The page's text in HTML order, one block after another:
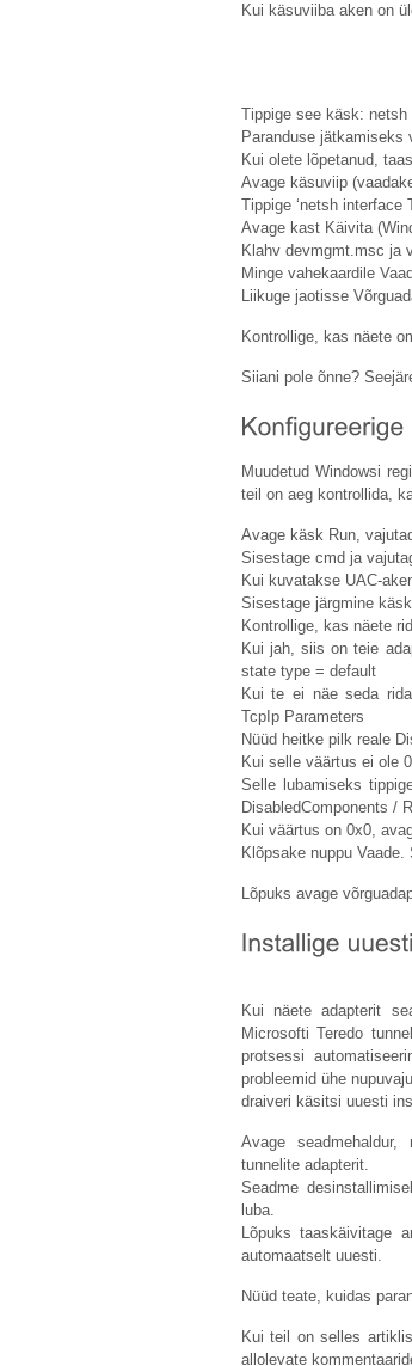
Kui käsuviiba aken on
Tippige see käsk:
Paranduse jätkamiseks
Kui olete lõpetanud,
Avage käsuviip
Tippige ‘netsh interface
Avage kast Käivita
Klahv devmgmt.msc ja
Minge vahekaardile
Liikuge jaotisse
Kontrollige, kas näete
Siiani pole õnne?
Muudetud Windowsi
teil on aeg kontrollida,
Avage käsk Run,
Sisestage cmd ja
Kui kuvatakse UAC-
Sisestage järgmine
Kontrollige, kas näete
Kui jah, siis on teie
state type = default
Kui te ei näe seda
TcpIp Parameters
Nüüd heitke pilk reale
Kui selle väärtus ei ole
Selle lubamiseks
DisabledComponents /
Kui väärtus on 0x0,
Klõpsake nuppu
Lõpuks avage
Kui näete adapterit
Microsofti Teredo
protsessi
probleemid ühe
draiveri käsitsi uuesti
Avage
tunnelite adapterit.
Seadme
luba.
Lõpuks taaskäivitage
automaatselt uuesti.
Nüüd teate, kuidas
Kui teil on selles
allolevate